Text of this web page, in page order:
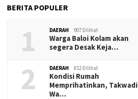
BERITA POPULER
1 DAERAH 907 Dilihat
Warga Baloi Kolam akan
segera Desak Keja…
2 DAERAH 852 Dilihat
Kondisi Rumah
Memprihatinkan, Takwadi
Wa…